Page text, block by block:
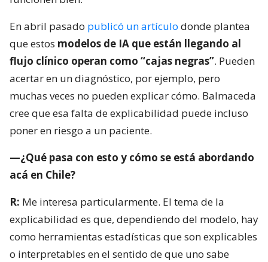
En abril pasado publicó un artículo donde plantea
que estos modelos de IA que están llegando al
flujo clínico operan como “cajas negras”. Pueden
acertar en un diagnóstico, por ejemplo, pero
muchas veces no pueden explicar cómo. Balmaceda
cree que esa falta de explicabilidad puede incluso
poner en riesgo a un paciente.
—¿Qué pasa con esto y cómo se está abordando
acá en Chile?
R: Me interesa particularmente. El tema de la
explicabilidad es que, dependiendo del modelo, hay
como herramientas estadísticas que son explicables
o interpretables en el sentido de que uno sabe